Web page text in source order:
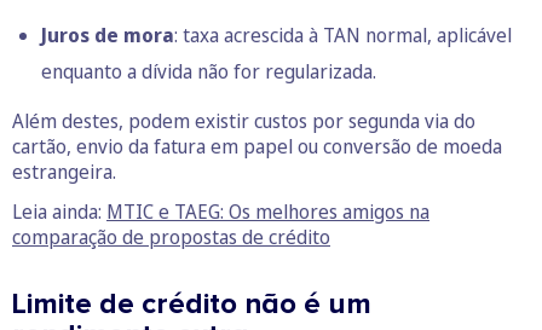
Juros de mora: taxa acrescida à TAN normal, aplicável
enquanto a dívida não for regularizada.
Além destes, podem existir custos por segunda via do
cartão, envio da fatura em papel ou conversão de moeda
estrangeira.
Leia ainda: MTIC e TAEG: Os melhores amigos na
comparação de propostas de crédito
Limite de crédito não é um